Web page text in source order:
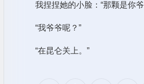
我捏捏她的小脸：“那颗是你
“我爷爷呢？”
“在昆仑关上。”